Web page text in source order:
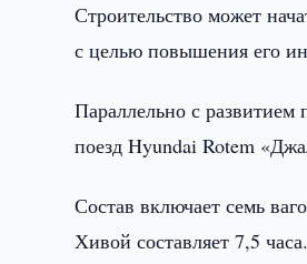
Строительство может
с целью повышения его
Параллельно с
поезд Hyundai Rotem
Состав включает семь
Хивой составляет 7,5 часа.